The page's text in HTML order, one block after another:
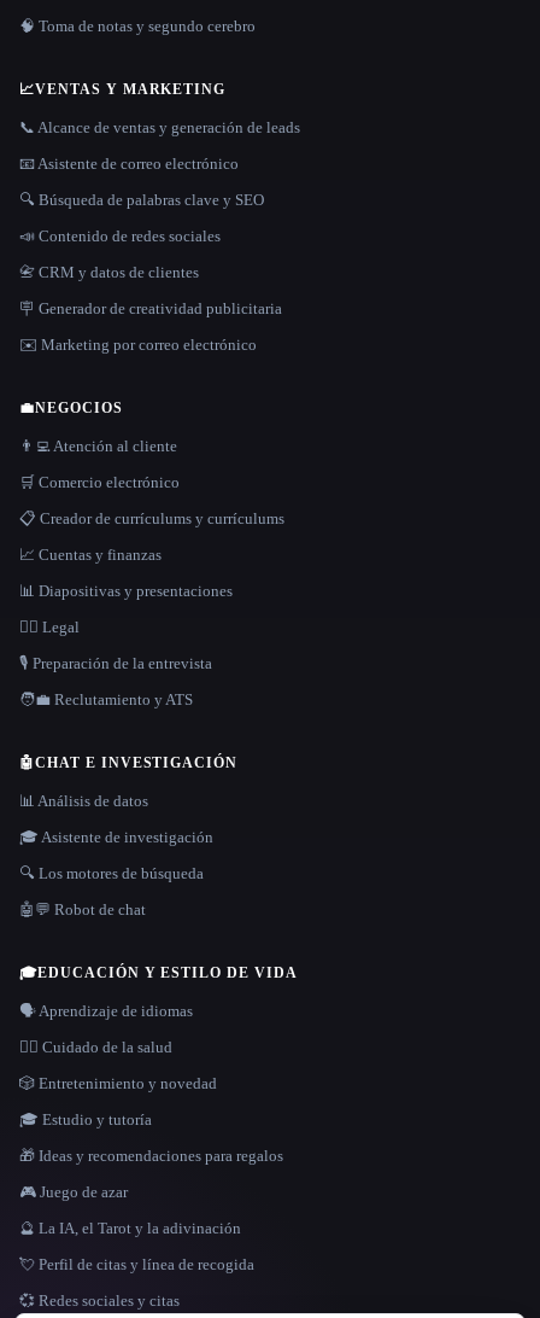
IDIOMA
🧠 Toma de notas y segundo cerebro
📈VENTAS Y MARKETING
📞 Alcance de ventas y generación de leads
📧 Asistente de correo electrónico
🔍 Búsqueda de palabras clave y SEO
📣 Contenido de redes sociales
📇 CRM y datos de clientes
🪧 Generador de creatividad publicitaria
✉️ Marketing por correo electrónico
💼NEGOCIOS
👨‍💻 Atención al cliente
🛒 Comercio electrónico
📋 Creador de currículums y currículums
📈 Cuentas y finanzas
📊 Diapositivas y presentaciones
👩‍⚖️ Legal
🎙️ Preparación de la entrevista
🧑‍💼 Reclutamiento y ATS
🤖CHAT E INVESTIGACIÓN
📊 Análisis de datos
🎓 Asistente de investigación
🔍 Los motores de búsqueda
🤖💬 Robot de chat
🎓EDUCACIÓN Y ESTILO DE VIDA
🗣️ Aprendizaje de idiomas
👩‍⚕️ Cuidado de la salud
🎲 Entretenimiento y novedad
🎓 Estudio y tutoría
🎁 Ideas y recomendaciones para regalos
🎮 Juego de azar
🔮 La IA, el Tarot y la adivinación
💘 Perfil de citas y línea de recogida
💞 Redes sociales y citas